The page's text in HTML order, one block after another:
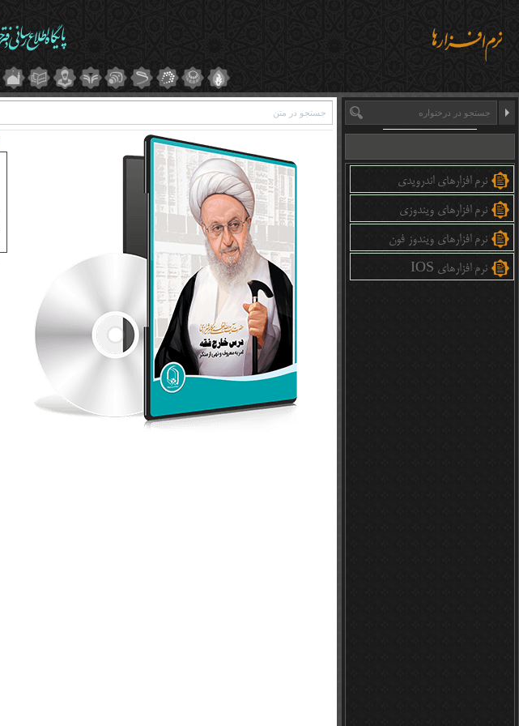
نرم افزارهای اندرویدی
نرم افزارهای ویندوزی
نرم افزارهای ویندوز فون
نرم افزارهای IOS